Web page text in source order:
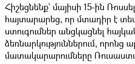
Հիշեցնենք` մայիսի 15-ին
հայտարարեց, որ մտադիր է
ստուգումներ անցկացնել
ձեռնարկություններում,
մատակարարումները